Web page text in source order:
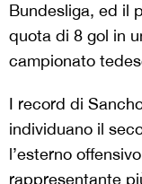
Bundesliga, ed il
quota di 8 gol in
campionato
I record di
individuano il
l’esterno
rappresentante